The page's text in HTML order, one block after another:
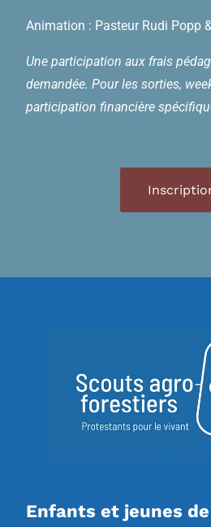
Animation : Pasteur Rudi Popp
Une participation aux frais
demandée. Pour les sorties,
participation financière
Enfants et jeunes de